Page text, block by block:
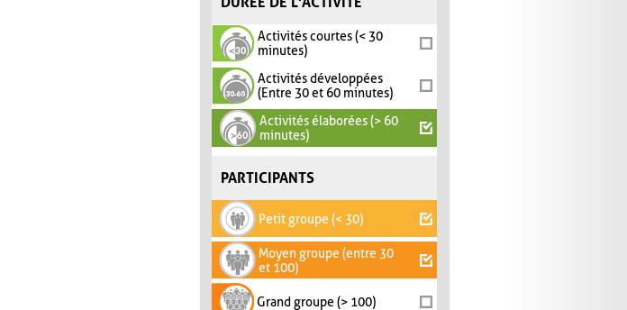
Activités courtes (< 30
minutes)
Activités développées
(Entre 30 et 60 minutes)
Activités élaborées (> 60
minutes)
PARTICIPANTS
Petit groupe (< 30)
Moyen groupe (entre 30
et 100)
Grand groupe (> 100)